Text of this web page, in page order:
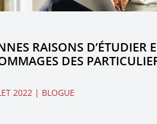
RAISONS D’ÉTUDIER
DES
2022 | BLOGUE